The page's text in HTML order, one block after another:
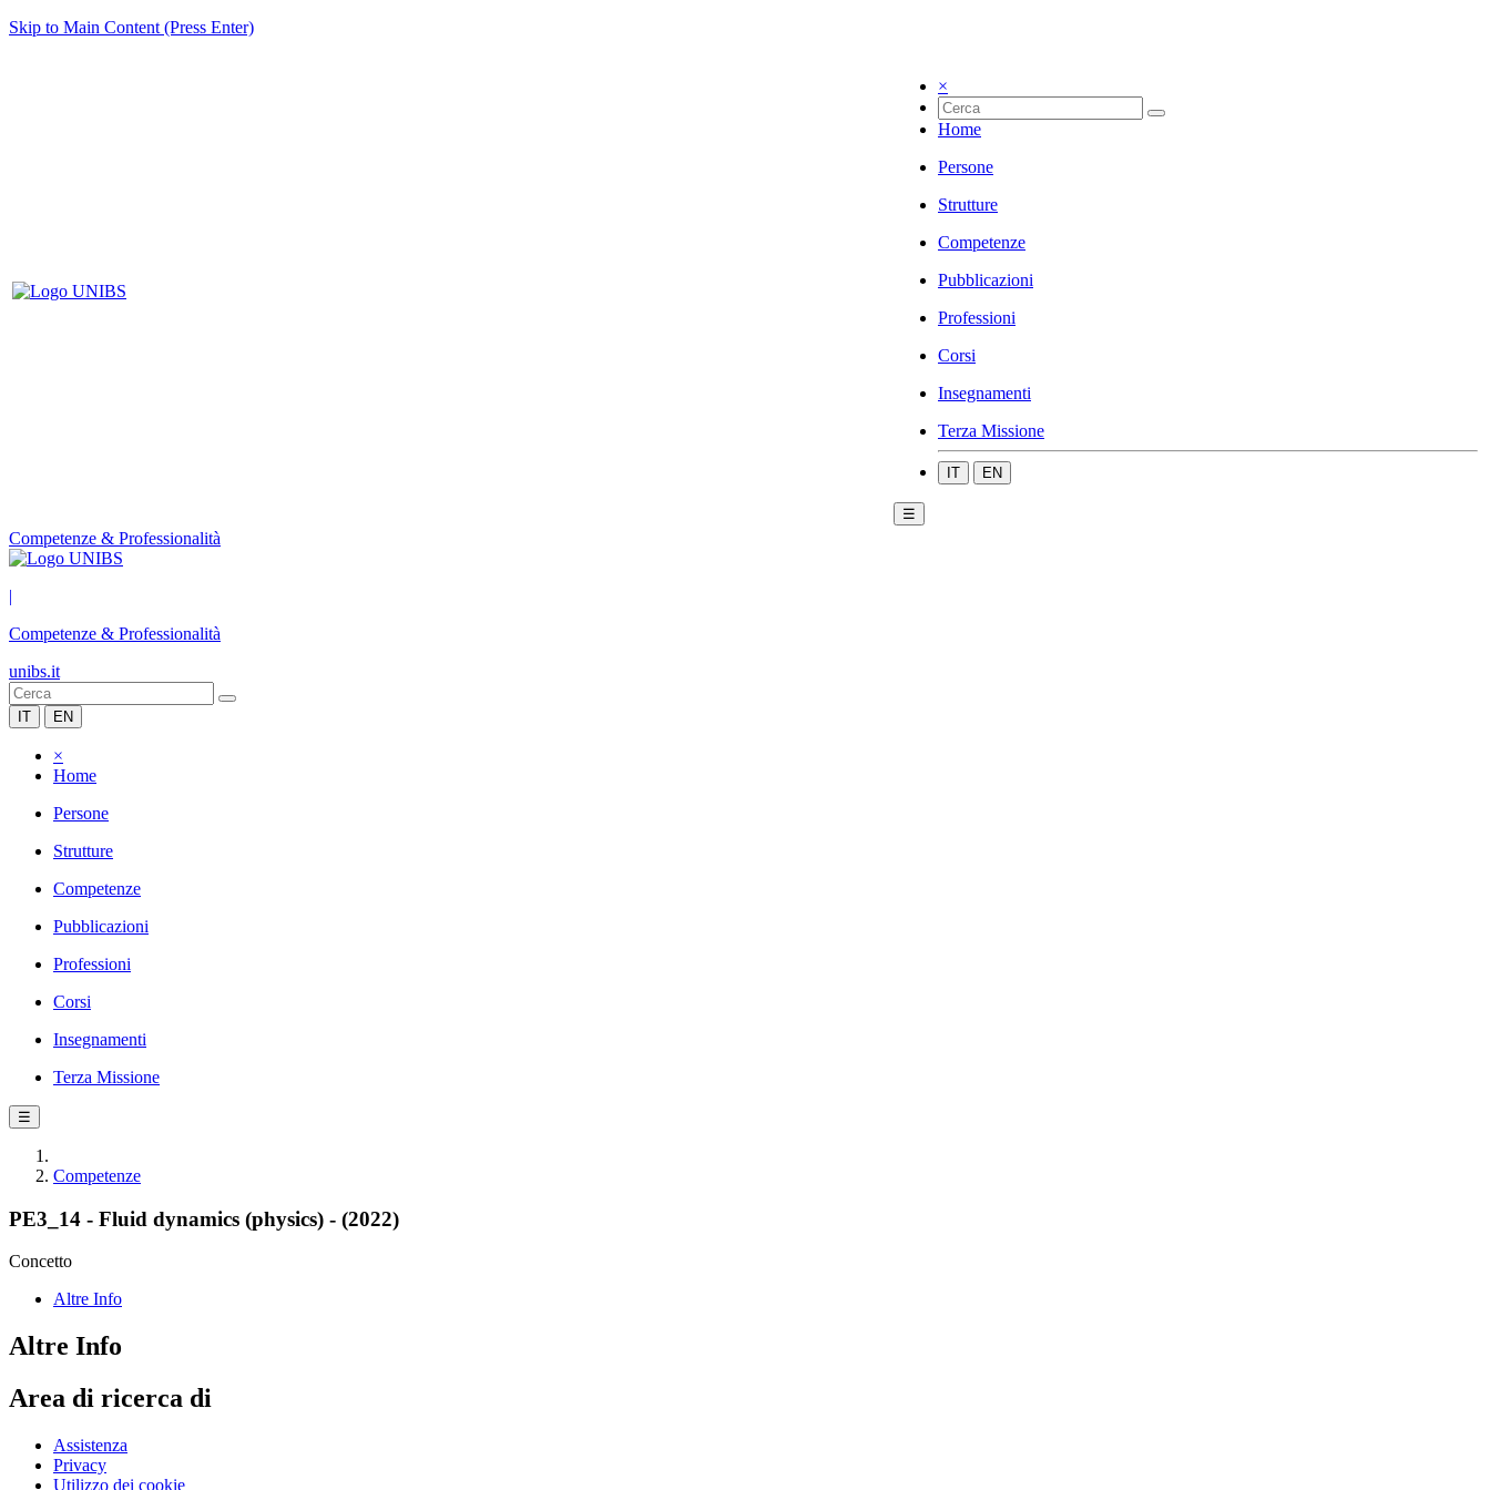
Skip to Main Content (Press Enter)
×
Home
Persone
Strutture
Competenze
Pubblicazioni
Professioni
Corsi
Insegnamenti
Terza Missione
IT EN
☰
Competenze & Professionalità
|
Competenze & Professionalità
unibs.it
IT EN
×
Home
Persone
Strutture
Competenze
Pubblicazioni
Professioni
Corsi
Insegnamenti
Terza Missione
☰
Competenze
PE3_14 - Fluid dynamics (physics) - (2022)
Concetto
Altre Info
Altre Info
Area di ricerca di
Assistenza
Privacy
Utilizzo dei cookie